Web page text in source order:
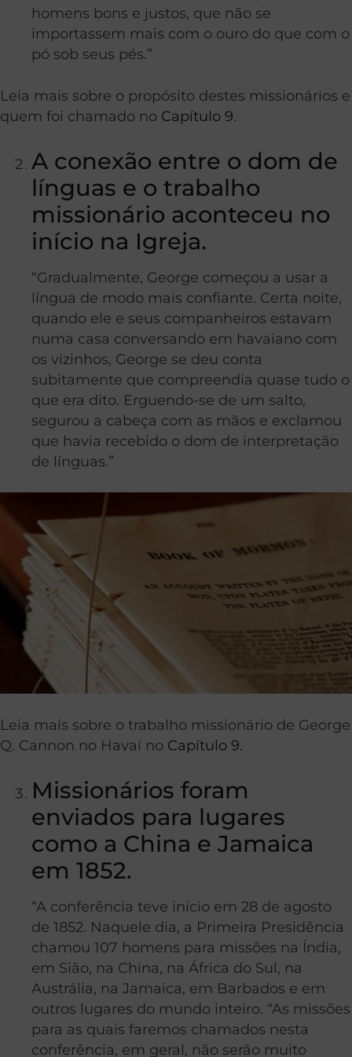
homens bons e justos, que não se
importassem mais com o ouro do que com o
pó sob seus pés.”
Leia mais sobre o propósito destes missionários e
quem foi chamado no Capítulo 9.
A conexão entre o dom de
línguas e o trabalho
missionário aconteceu no
início na Igreja.
“Gradualmente, George começou a usar a
língua de modo mais confiante. Certa noite,
quando ele e seus companheiros estavam
numa casa conversando em havaiano com
os vizinhos, George se deu conta
subitamente que compreendia quase tudo o
que era dito. Erguendo-se de um salto,
segurou a cabeça com as mãos e exclamou
que havia recebido o dom de interpretação
de línguas.”
Leia mais sobre o trabalho missionário de George
Q. Cannon no Havaí no Capítulo 9.
Missionários foram
enviados para lugares
como a China e Jamaica
em 1852.
“A conferência teve início em 28 de agosto
de 1852. Naquele dia, a Primeira Presidência
chamou 107 homens para missões na Índia,
em Sião, na China, na África do Sul, na
Austrália, na Jamaica, em Barbados e em
outros lugares do mundo inteiro. “As missões
para as quais faremos chamados nesta
conferência, em geral, não serão muito